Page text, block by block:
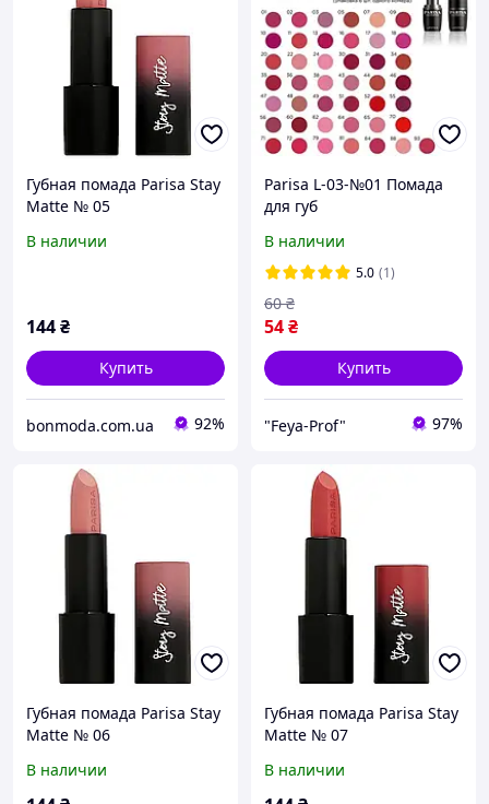
Губная помада Parisa Stay
Matte № 05
В наличии
144₴
Купить
bonmoda.com.ua 92%
Parisa L-03-№01 Помада
для губ
В наличии
5.0 (1)
54₴
60 ₴
Купить
"Feya-Prof" 97%
Губная помада Parisa Stay
Matte № 06
В наличии
Губная помада Parisa Stay
Matte № 07
В наличии